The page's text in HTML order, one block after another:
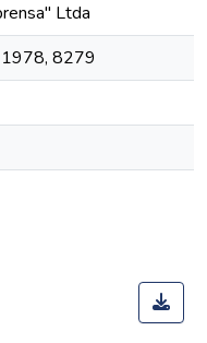
Ltda
1978, 8279